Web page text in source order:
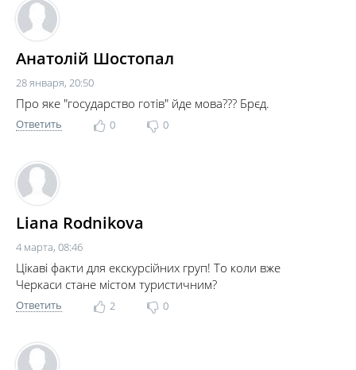
Анатолій Шостопал
28 января, 20:50
Про яке "государство готів" йде мова??? Брєд.
Ответить 0 0
Liana Rodnikova
4 марта, 08:46
Цікаві факти для екскурсійних груп! То коли вже
Черкаси стане містом туристичним?
Ответить 2 0